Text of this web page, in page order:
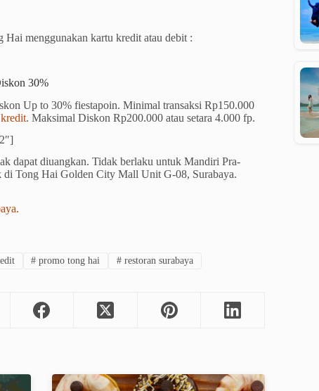
Hai menggunakan kartu kredit atau debit :
30%
Up to 30% fiestapoin. Minimal transaksi Rp150.000
. Maksimal Diskon Rp200.000 atau setara 4.000 fp.
dapat diuangkan. Tidak berlaku untuk Mandiri Pra-
Tong Hai Golden City Mall Unit G-08, Surabaya.
# promo tong hai # restoran surabaya